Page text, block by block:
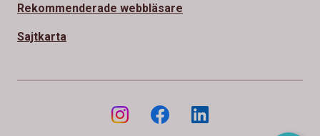
Rekommenderade webbläsare
Sajtkarta